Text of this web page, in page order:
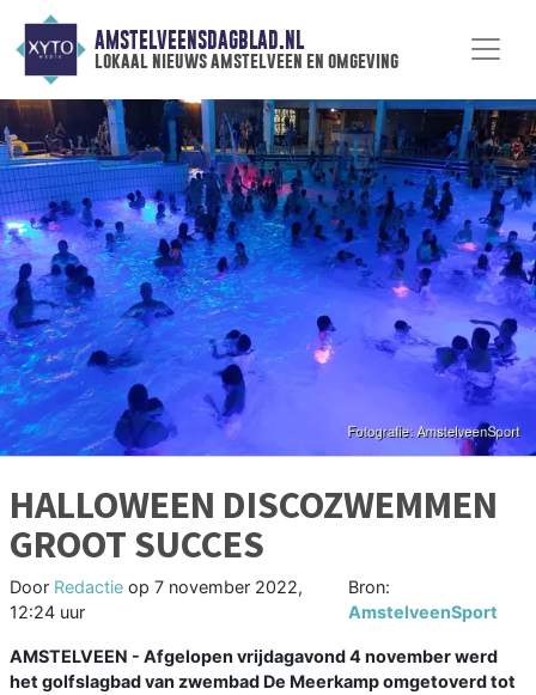
AMSTELVEENSDAGBLAD.NL
lokaal nieuws amstelveen en omgeving
HALLOWEEN DISCOZWEMMEN
GROOT SUCCES
Door Redactie op 7 november 2022,
12:24 uur
Bron:
AmstelveenSport
AMSTELVEEN - Afgelopen vrijdagavond 4 november werd
het golfslagbad van zwembad De Meerkamp omgetoverd tot